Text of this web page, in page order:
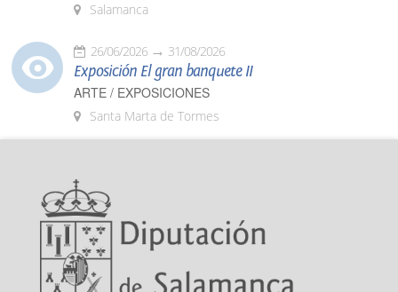
Salamanca
26/06/2026 31/08/2026
Exposición El gran banquete II
ARTE / EXPOSICIONES
Santa Marta de Tormes